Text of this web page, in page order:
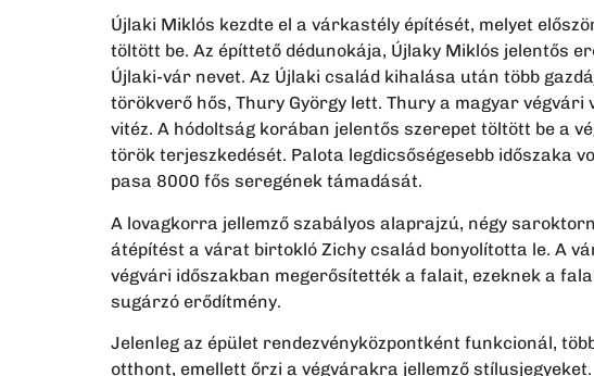
Újlaki Miklós kezdte el a várkastély építését, melyet
töltött be. Az építtető dédunokája, Újlaky Miklós jelentős
Újlaki-vár nevet. Az Újlaki család kihalása után több
törökverő hős, Thury György lett. Thury a magyar
vitéz. A hódoltság korában jelentős szerepet töltött be a
török terjeszkedését. Palota legdicsőségesebb időszaka
pasa 8000 fős seregének támadását.
A lovagkorra jellemző szabályos alaprajzú, négy
átépítést a várat birtokló Zichy család bonyolította le. A
végvári időszakban megerősítették a falait, ezeknek a
sugárzó erődítmény.
Jelenleg az épület rendezvényközpontként funkcionál,
otthont, emellett őrzi a végvárakra jellemző stílusjegyeket.